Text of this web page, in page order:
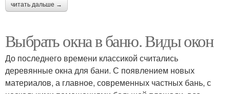
читать дальше →
Выбрать окна в баню. Виды окон
До последнего времени классикой считались
деревянные окна для бани. С появлением новых
материалов, а главное, современных частных бань, с